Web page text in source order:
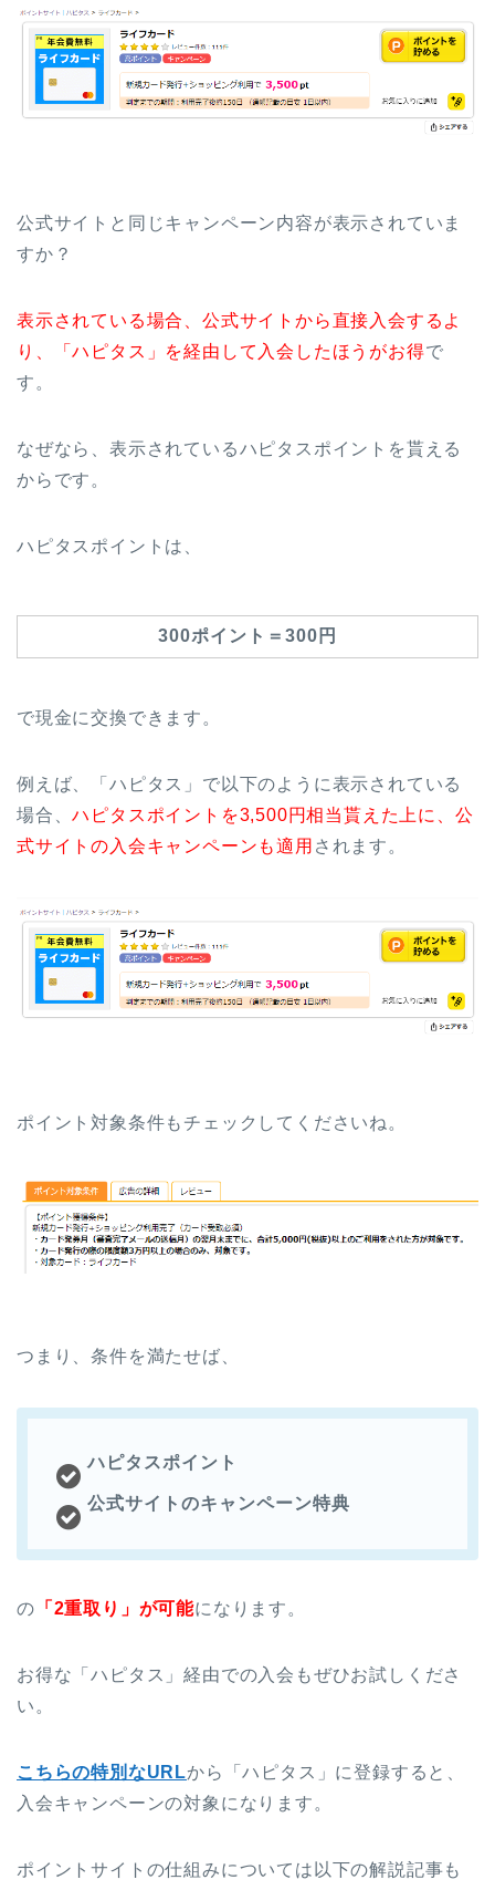
公式サイトと同じキャンペーン内容が表示されていま
すか？
表示されている場合、公式サイトから直接入会するよ
り、「ハピタス」を経由して入会したほうがお得で
す。
なぜなら、表示されているハピタスポイントを貰える
からです。
ハピタスポイントは、
300ポイント＝300円
で現金に交換できます。
例えば、「ハピタス」で以下のように表示されている
場合、ハピタスポイントを3,500円相当貰えた上に、公
式サイトの入会キャンペーンも適用 されます。
ポイント対象条件もチェックしてくださいね。
つまり、条件を満たせば、
ハピタスポイント
公式サイトのキャンペーン特典
の 「2重取り」が可能になります。
お得な「ハピタス」経由での入会もぜひお試しくださ
い。
こちらの特別なURLから「ハピタス」に登録すると、
入会キャンペーンの対象になります。
ポイントサイトの仕組みについては以下の解説記事も